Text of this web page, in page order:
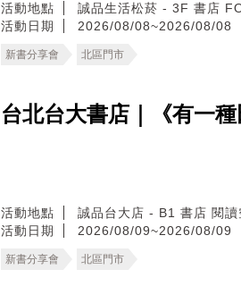
活動地點
誠品生活松菸 - 3F 書店
活動日期
2026/08/08~2026/08/08
新書分享會 北區門市
台北台大書店｜《有一
活動地點
誠品台大店 - B1 書店 閱讀
活動日期
2026/08/09~2026/08/09
新書分享會 北區門市